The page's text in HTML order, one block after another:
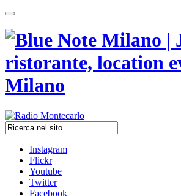
Instagram
Flickr
Youtube
Twitter
Facebook